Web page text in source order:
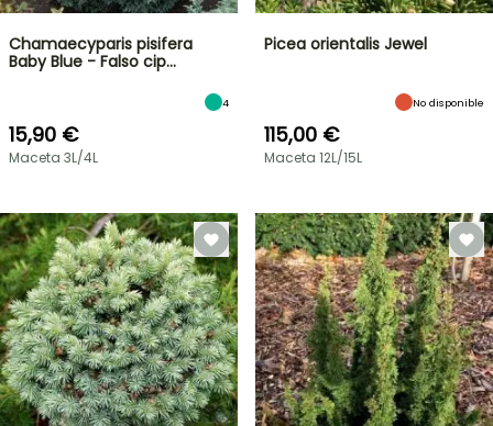
Chamaecyparis pisifera
Baby Blue - Falso cip…
4
15,90 €
Maceta 3L/4L
Picea orientalis Jewel
No disponible
115,00 €
Maceta 12L/15L